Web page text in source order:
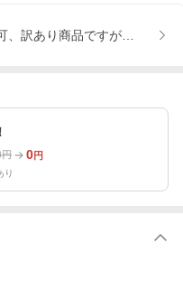
、訳あり商品ですが味や品
円 0円
り